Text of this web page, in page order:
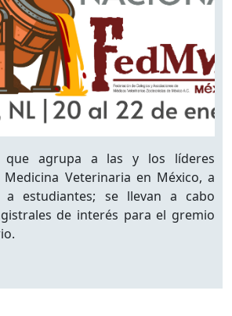
que agrupa a las y los líderes
Veterinaria en México, a
a estudiantes; se llevan a cabo
de interés para el gremio